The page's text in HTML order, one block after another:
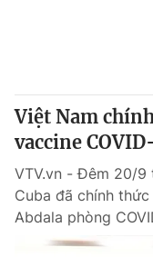
Phim VTV
Nhân vật
Khán giả
Giải trí
Điện ảnh
Âm nhạc
Đời sống
Du lịch
Giáo dục
Việt Nam
vaccine
VTV.vn - Đêm 20/9
Cuba đã chính
Abdala phòng